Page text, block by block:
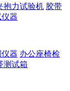
抱力试验机 胶带
器
器 办公座椅检
测试箱